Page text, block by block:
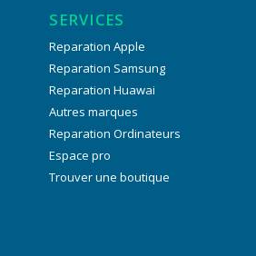
SERVICES
Reparation Apple
Reparation Samsung
Reparation Huawai
Autres marques
Reparation Ordinateurs
Espace pro
Trouver une boutique